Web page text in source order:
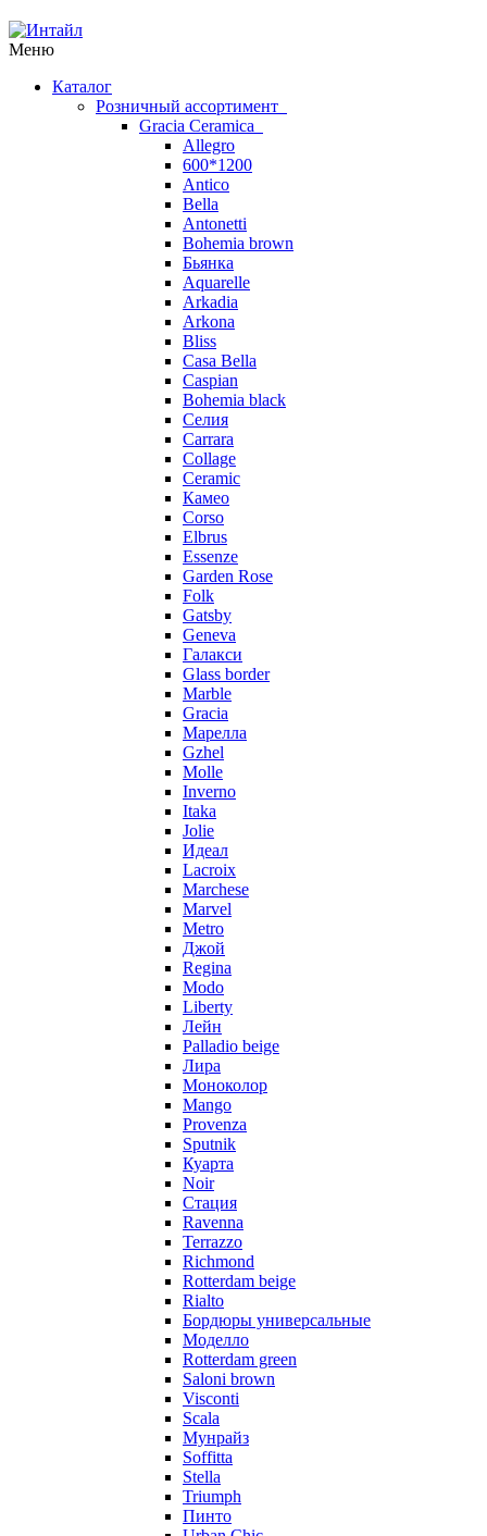
Меню
Каталог
Розничный ассортимент
Gracia Ceramica
Allegro
600*1200
Antico
Bella
Antonetti
Bohemia brown
Бьянка
Aquarelle
Arkadia
Arkona
Bliss
Casa Bella
Caspian
Bohemia black
Селия
Carrara
Collage
Ceramic
Камео
Corso
Elbrus
Essenze
Garden Rose
Folk
Gatsby
Geneva
Галакси
Glass border
Marble
Gracia
Марелла
Gzhel
Molle
Inverno
Itaka
Jolie
Идеал
Lacroix
Marchese
Marvel
Metro
Джой
Regina
Modo
Liberty
Лейн
Palladio beige
Лира
Моноколор
Mango
Provenza
Sputnik
Куарта
Noir
Стация
Ravenna
Terrazzo
Richmond
Rotterdam beige
Rialto
Бордюры универсальные
Моделло
Rotterdam green
Saloni brown
Visconti
Scala
Мунрайз
Soffitta
Stella
Triumph
Пинто